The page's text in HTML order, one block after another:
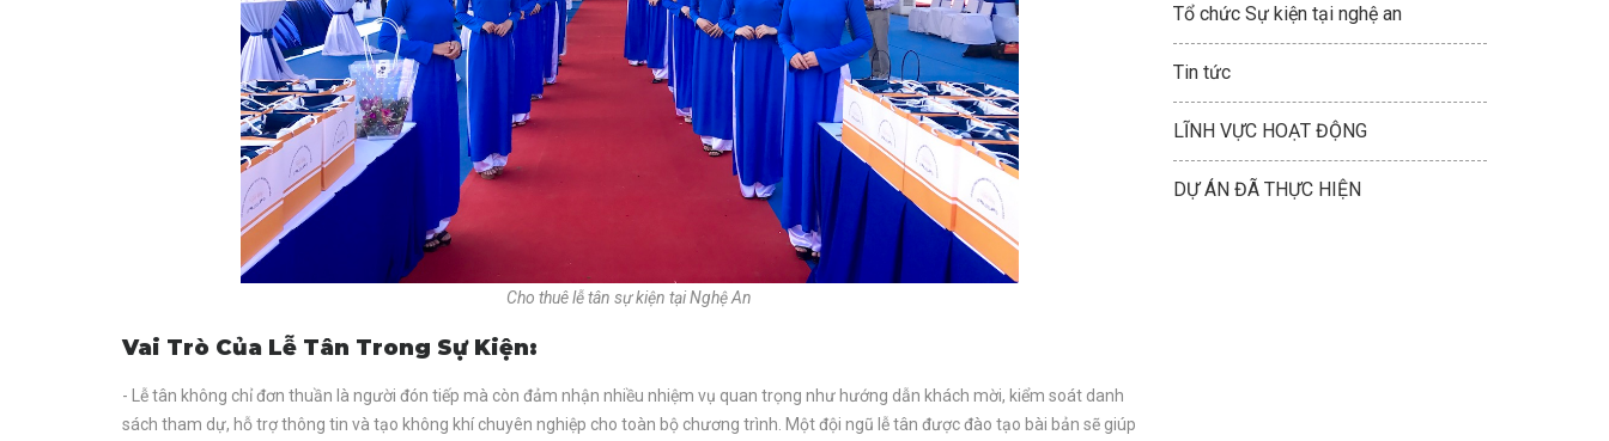
Cho thuê lễ tân sự kiện tại Nghệ An
Vai Trò Của Lễ Tân Trong Sự Kiện:
- Lễ tân không chỉ đơn thuần là người đón tiếp mà còn đảm nhận nhiều nhiệm vụ quan trọng như hướng dẫn khách mời, kiểm soát danh
sách tham dự, hỗ trợ thông tin và tạo không khí chuyên nghiệp cho toàn bộ chương trình. Một đội ngũ lễ tân được đào tạo bài bản sẽ giúp
Tổ chức Sự kiện tại nghệ an
Tin tức
LĨNH VỰC HOẠT ĐỘNG
DỰ ÁN ĐÃ THỰC HIỆN